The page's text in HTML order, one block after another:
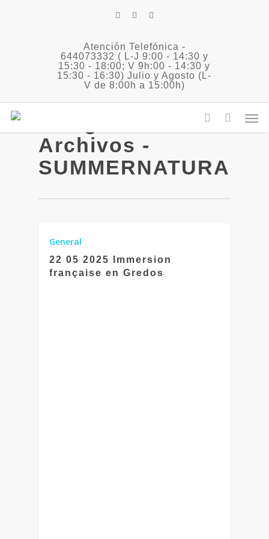
twitterfacebookinstagram
Atención Telefónica -
644073332 ( L-J 9:00 - 14:30 y
15:30 - 18:00; V 9h:00 - 14:30 y
15:30 - 16:30) Julio y Agosto (L-
V de 8:00h a 15:00h)
account
Tag
inmersión
francés para
Archivos -
SUMMERNATURA
General
22 05 2025 Immersion
française en Gredos